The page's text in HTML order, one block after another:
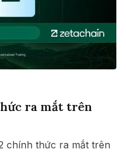
ra mắt trên
chính thức ra mắt trên